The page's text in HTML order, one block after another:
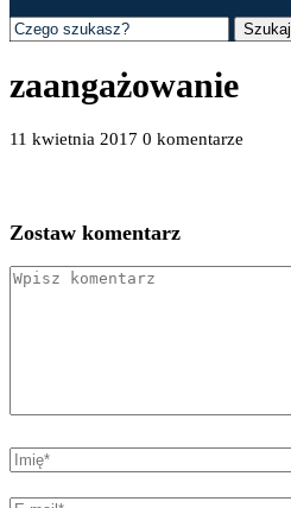
Szukaj
zaangażowanie
11 kwietnia 2017 0 komentarze
Zostaw komentarz